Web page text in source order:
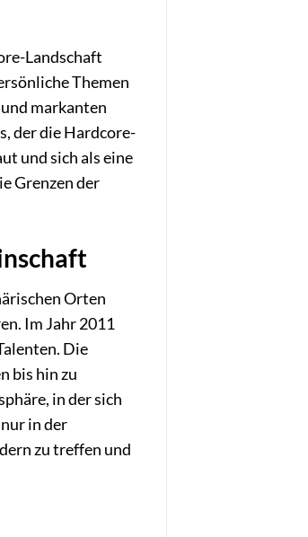
Landschaft
Themen
markanten
der die Hardcore-
und sich als eine
Grenzen der
Orten
Im Jahr 2011
Die
bis hin zu
in der sich
in der
zu treffen und